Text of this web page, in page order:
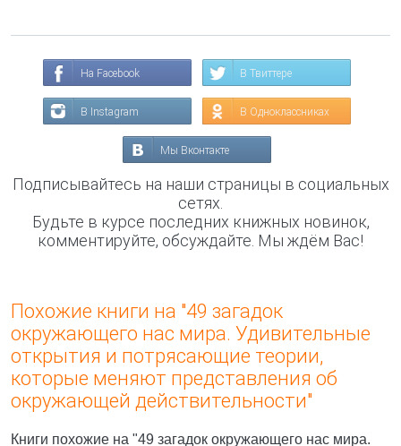
На Facebook В Твиттере
В Instagram В Одноклассниках
Мы Вконтакте
Подписывайтесь на наши страницы в социальных
сетях.
Будьте в курсе последних книжных новинок,
комментируйте, обсуждайте. Мы ждём Вас!
Похожие книги на "49 загадок
окружающего нас мира. Удивительные
открытия и потрясающие теории,
которые меняют представления об
окружающей действительности"
Книги похожие на "49 загадок окружающего нас мира.